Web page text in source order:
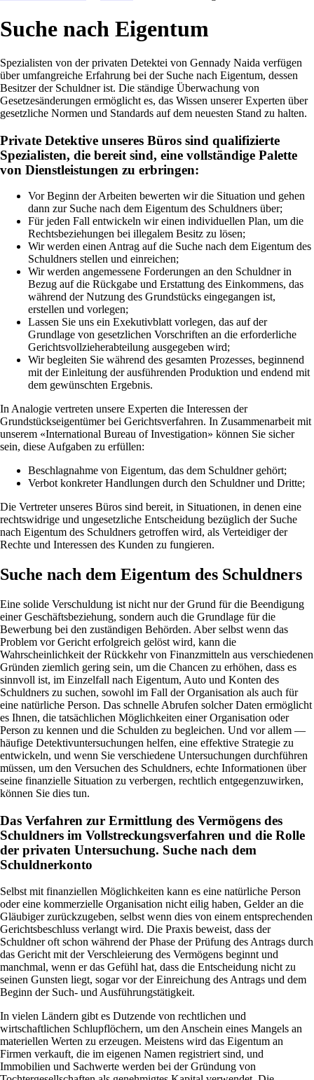
Suche nach Eigentum
Spezialisten von der privaten Detektei von Gennady Naida verfügen
über umfangreiche Erfahrung bei der Suche nach Eigentum, dessen
Besitzer der Schuldner ist. Die ständige Überwachung von
Gesetzesänderungen ermöglicht es, das Wissen unserer Experten über
gesetzliche Normen und Standards auf dem neuesten Stand zu halten.
Private Detektive unseres Büros sind qualifizierte
Spezialisten, die bereit sind, eine vollständige Palette
von Dienstleistungen zu erbringen:
Vor Beginn der Arbeiten bewerten wir die Situation und gehen
dann zur Suche nach dem Eigentum des Schuldners über;
Für jeden Fall entwickeln wir einen individuellen Plan, um die
Rechtsbeziehungen bei illegalem Besitz zu lösen;
Wir werden einen Antrag auf die Suche nach dem Eigentum des
Schuldners stellen und einreichen;
Wir werden angemessene Forderungen an den Schuldner in
Bezug auf die Rückgabe und Erstattung des Einkommens, das
während der Nutzung des Grundstücks eingegangen ist,
erstellen und vorlegen;
Lassen Sie uns ein Exekutivblatt vorlegen, das auf der
Grundlage von gesetzlichen Vorschriften an die erforderliche
Gerichtsvollzieherabteilung ausgegeben wird;
Wir begleiten Sie während des gesamten Prozesses, beginnend
mit der Einleitung der ausführenden Produktion und endend mit
dem gewünschten Ergebnis.
In Analogie vertreten unsere Experten die Interessen der
Grundstückseigentümer bei Gerichtsverfahren. In Zusammenarbeit mit
unserem «International Bureau of Investigation» können Sie sicher
sein, diese Aufgaben zu erfüllen:
Beschlagnahme von Eigentum, das dem Schuldner gehört;
Verbot konkreter Handlungen durch den Schuldner und Dritte;
Die Vertreter unseres Büros sind bereit, in Situationen, in denen eine
rechtswidrige und ungesetzliche Entscheidung bezüglich der Suche
nach Eigentum des Schuldners getroffen wird, als Verteidiger der
Rechte und Interessen des Kunden zu fungieren.
Suche nach dem Eigentum des Schuldners
Eine solide Verschuldung ist nicht nur der Grund für die Beendigung
einer Geschäftsbeziehung, sondern auch die Grundlage für die
Bewerbung bei den zuständigen Behörden. Aber selbst wenn das
Problem vor Gericht erfolgreich gelöst wird, kann die
Wahrscheinlichkeit der Rückkehr von Finanzmitteln aus verschiedenen
Gründen ziemlich gering sein, um die Chancen zu erhöhen, dass es
sinnvoll ist, im Einzelfall nach Eigentum, Auto und Konten des
Schuldners zu suchen, sowohl im Fall der Organisation als auch für
eine natürliche Person. Das schnelle Abrufen solcher Daten ermöglicht
es Ihnen, die tatsächlichen Möglichkeiten einer Organisation oder
Person zu kennen und die Schulden zu begleichen. Und vor allem —
häufige Detektivuntersuchungen helfen, eine effektive Strategie zu
entwickeln, und wenn Sie verschiedene Untersuchungen durchführen
müssen, um den Versuchen des Schuldners, echte Informationen über
seine finanzielle Situation zu verbergen, rechtlich entgegenzuwirken,
können Sie dies tun.
Das Verfahren zur Ermittlung des Vermögens des
Schuldners im Vollstreckungsverfahren und die Rolle
der privaten Untersuchung. Suche nach dem
Schuldnerkonto
Selbst mit finanziellen Möglichkeiten kann es eine natürliche Person
oder eine kommerzielle Organisation nicht eilig haben, Gelder an die
Gläubiger zurückzugeben, selbst wenn dies von einem entsprechenden
Gerichtsbeschluss verlangt wird. Die Praxis beweist, dass der
Schuldner oft schon während der Phase der Prüfung des Antrags durch
das Gericht mit der Verschleierung des Vermögens beginnt und
manchmal, wenn er das Gefühl hat, dass die Entscheidung nicht zu
seinen Gunsten liegt, sogar vor der Einreichung des Antrags und dem
Beginn der Such- und Ausführungstätigkeit.
In vielen Ländern gibt es Dutzende von rechtlichen und
wirtschaftlichen Schlupflöchern, um den Anschein eines Mangels an
materiellen Werten zu erzeugen. Meistens wird das Eigentum an
Firmen verkauft, die im eigenen Namen registriert sind, und
Immobilien und Sachwerte werden bei der Gründung von